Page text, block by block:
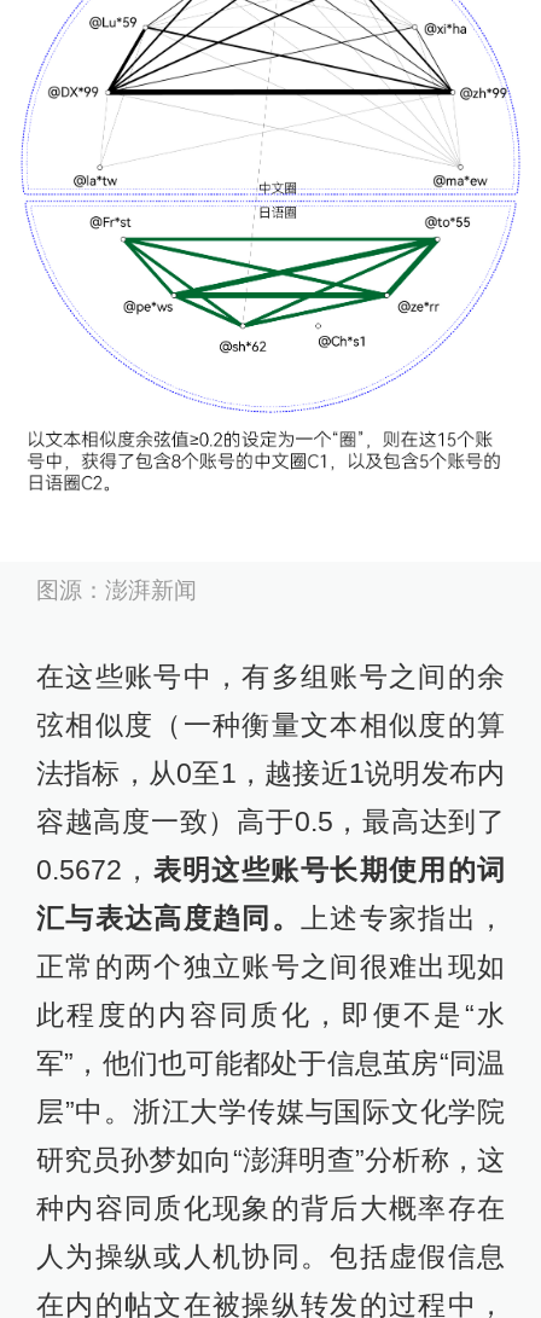
图源：澎湃新闻
在这些账号中，有多组账号之间的余
弦相似度（一种衡量文本相似度的算
法指标，从0至1，越接近1说明发布内
容越高度一致）高于0.5，最高达到了
0.5672， 表明这些账号长期使用的词
汇与表达高度趋同。
上述专家指出，
正常的两个独立账号之间很难出现如
此程度的内容同质化，即便不是“水
军”，他们也可能都处于信息茧房“同温
层”中。浙江大学传媒与国际文化学院
研究员孙梦如向“澎湃明查”分析称，这
种内容同质化现象的背后大概率存在
人为操纵或人机协同。包括虚假信息
在内的帖文在被操纵转发的过程中，